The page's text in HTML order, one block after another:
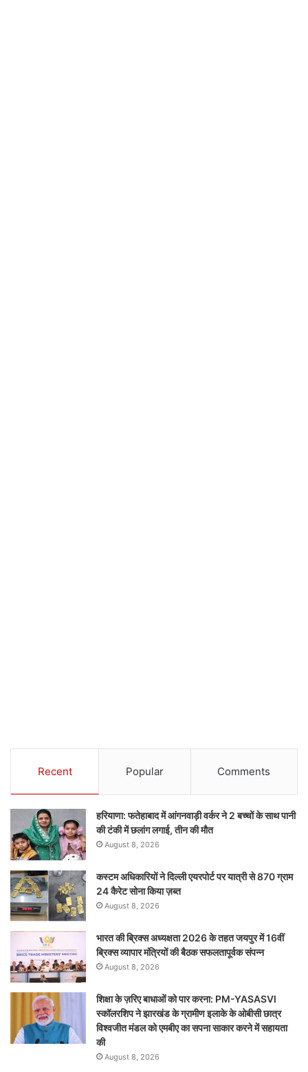
Recent Popular Comments
हरियाणा: फतेहाबाद में आंगनवाड़ी वर्कर ने 2 बच्चों के साथ पानी
की टंकी में छलांग लगाई, तीन की मौत
August 8, 2026
कस्टम अधिकारियों ने दिल्ली एयरपोर्ट पर यात्री से 870 ग्राम
24 कैरेट सोना किया ज़ब्त
August 8, 2026
भारत की ब्रिक्‍स अध्यक्षता 2026 के तहत जयपुर में 16वीं
ब्रिक्‍स व्यापार मंत्रियों की बैठक सफलतापूर्वक संपन्न
August 8, 2026
शिक्षा के ज़रिए बाधाओं को पार करना: PM-YASASVI
स्कॉलरशिप ने झारखंड के ग्रामीण इलाके के ओबीसी छात्र
विश्वजीत मंडल को एमबीए का सपना साकार करने में सहायता
की
August 8, 2026